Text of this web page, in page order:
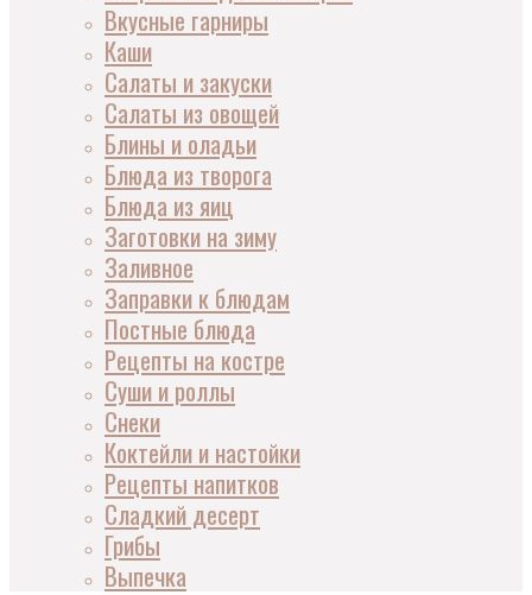
Вкусные гарниры
Каши
Салаты и закуски
Салаты из овощей
Блины и оладьи
Блюда из творога
Блюда из яиц
Заготовки на зиму
Заливное
Заправки к блюдам
Постные блюда
Рецепты на костре
Суши и роллы
Снеки
Коктейли и настойки
Рецепты напитков
Сладкий десерт
Грибы
Выпечка